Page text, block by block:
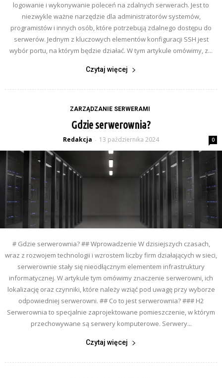
logowanie i wykonywanie poleceń na zdalnych serwerach. Jest to
niezwykle ważne narzędzie dla administratorów systemów,
programistów i innych osób, które potrzebują zdalnego dostępu do
serwerów. Jednym z kluczowych elementów konfiguracji SSH jest
wybór portu, na którym będzie działać. W tym artykule omówimy, z...
Czytaj więcej
ZARZĄDZANIE SERWERAMI
Gdzie serwerownia?
Redakcja - 13 października 2024 0
# Gdzie serwerownia? ## Wprowadzenie W dzisiejszych czasach,
wraz z rozwojem technologii i wzrostem liczby firm działających w sieci,
serwerownie stały się nieodłącznym elementem infrastruktury
informatycznej. W artykule tym omówimy znaczenie serwerowni, ich
lokalizację oraz czynniki, które należy wziąć pod uwagę przy wyborze
odpowiedniej serwerowni. ## Co to jest serwerownia? ### H2
Serwerownia to specjalnie zaprojektowane pomieszczenie, w którym
przechowywane są serwery komputerowe. Serwery...
Czytaj więcej